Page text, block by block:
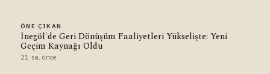
ÖNE ÇIKAN
İnegöl'de Geri Dönüşüm Faaliyetleri Yükselişte: Yeni
Geçim Kaynağı Oldu
21 sa. önce